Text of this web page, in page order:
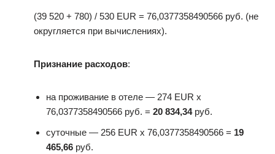
(39 520 + 780) / 530 EUR = 76,0377358490566 руб. (не
округляется при вычислениях).
Признание расходов:
на проживание в отеле — 274 EUR х
76,0377358490566 руб. = 20 834,34руб.
суточные — 256 EUR х 76,0377358490566 = 19
465,66 руб.